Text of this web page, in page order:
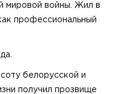
мировой войны. Жил в
профессиональный
белорусской и
получил прозвище